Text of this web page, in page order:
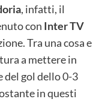
, infatti, il
con Inter TV
Tra una cosa e
a mettere in
del gol dello 0-3
in questi